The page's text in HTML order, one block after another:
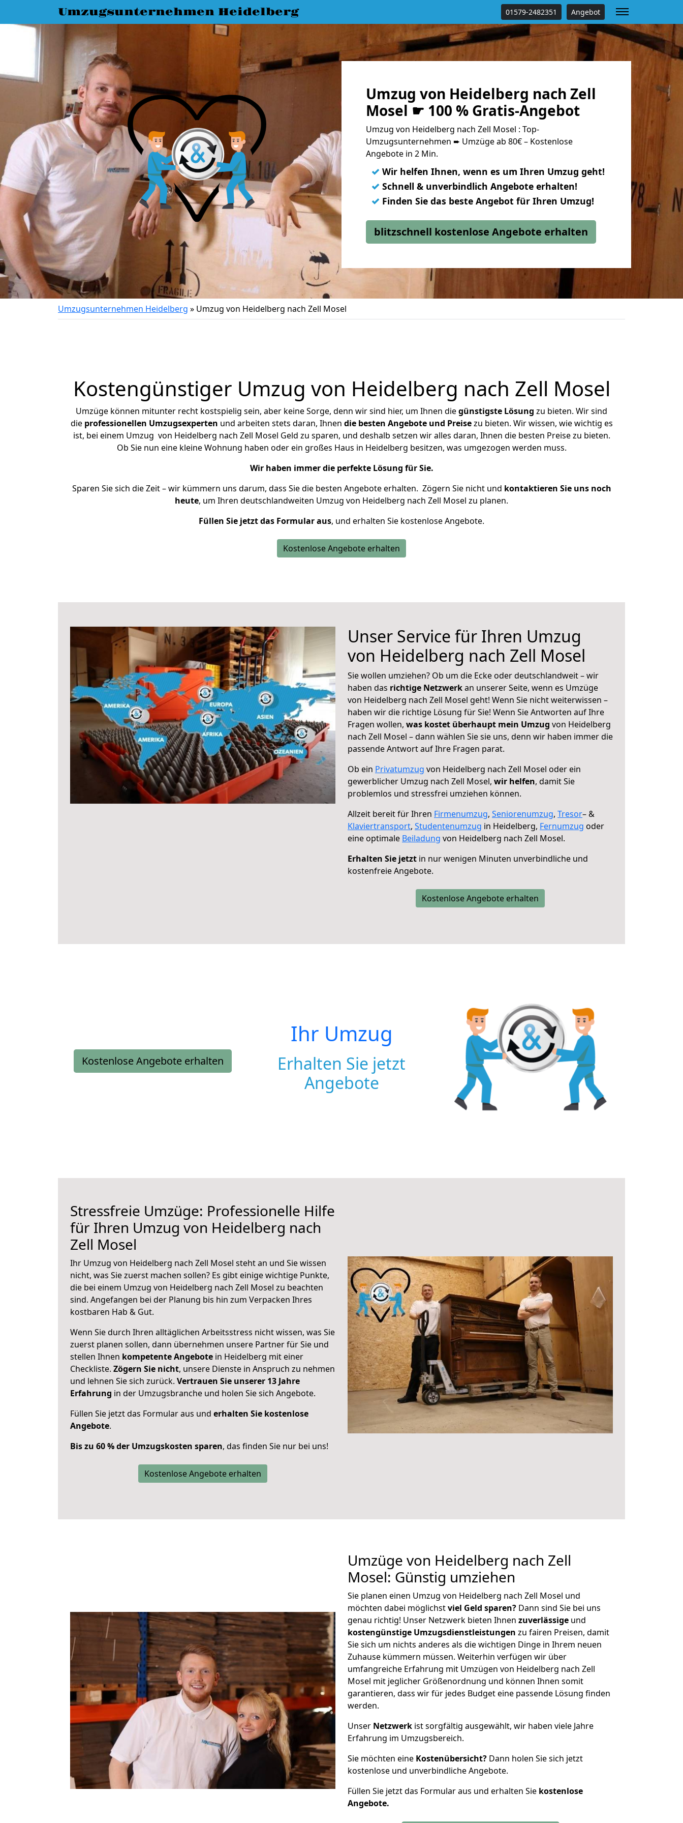
Umzugsunternehmen Heidelberg 01579-2482351 Angebot
Umzug von Heidelberg nach Zell
Mosel ☛ 100 % Gratis-Angebot
Umzug von Heidelberg nach Zell Mosel : Top-
Umzugsunternehmen ➨ Umzüge ab 80€ – Kostenlose
Angebote in 2 Min.
✓ Wir helfen Ihnen, wenn es um Ihren Umzug geht!
✓ Schnell & unverbindlich Angebote erhalten!
✓ Finden Sie das beste Angebot für Ihren Umzug!
blitzschnell kostenlose Angebote erhalten
Umzugsunternehmen Heidelberg » Umzug von Heidelberg nach Zell Mosel
Kostengünstiger Umzug von Heidelberg nach Zell Mosel
Umzüge können mitunter recht kostspielig sein, aber keine Sorge, denn wir sind hier, um Ihnen diegünstigste Lösung zu bieten. Wir sind
die professionellen Umzugsexperten und arbeiten stets daran, Ihnen die besten Angebote und Preisezu bieten. Wir wissen, wie wichtig es
ist, bei einem Umzug von Heidelberg nach Zell Mosel Geld zu sparen, und deshalb setzen wir alles daran, Ihnen die besten Preise zu bieten.
Ob Sie nun eine kleine Wohnung haben oder ein großes Haus in Heidelberg besitzen, was umgezogen werden muss.
Wir haben immer die perfekte Lösung für Sie.
Sparen Sie sich die Zeit – wir kümmern uns darum, dass Sie die besten Angebote erhalten. Zögern Sie nicht und kontaktieren Sie uns noch
heute, um Ihren deutschlandweiten Umzug von Heidelberg nach Zell Mosel zu planen.
Füllen Sie jetzt das Formular aus, und erhalten Sie kostenlose Angebote.
Kostenlose Angebote erhalten
Unser Service für Ihren Umzug
von Heidelberg nach Zell Mosel
Sie wollen umziehen? Ob um die Ecke oder deutschlandweit – wir
haben das richtige Netzwerkan unserer Seite, wenn es Umzüge
von Heidelberg nach Zell Mosel geht! Wenn Sie nicht weiterwissen –
haben wir die richtige Lösung für Sie! Wenn Sie Antworten auf Ihre
Fragen wollen, was kostet überhaupt mein Umzug von Heidelberg
nach Zell Mosel – dann wählen Sie sie uns, denn wir haben immer die
passende Antwort auf Ihre Fragen parat.
Ob ein Privatumzug von Heidelberg nach Zell Mosel oder ein
gewerblicher Umzug nach Zell Mosel, wir helfen, damit Sie
problemlos und stressfrei umziehen können.
Allzeit bereit für Ihren Firmenumzug, Seniorenumzug, Tresor– &
Klaviertransport, Studentenumzug in Heidelberg, Fernumzug oder
eine optimale Beiladung von Heidelberg nach Zell Mosel.
Erhalten Sie jetzt in nur wenigen Minuten unverbindliche und
kostenfreie Angebote.
Kostenlose Angebote erhalten
Kostenlose Angebote erhalten
Ihr Umzug
Erhalten Sie jetzt
Angebote
Stressfreie Umzüge: Professionelle Hilfe
für Ihren Umzug von Heidelberg nach
Zell Mosel
Ihr Umzug von Heidelberg nach Zell Mosel steht an und Sie wissen
nicht, was Sie zuerst machen sollen? Es gibt einige wichtige Punkte,
die bei einem Umzug von Heidelberg nach Zell Mosel zu beachten
sind. Angefangen bei der Planung bis hin zum Verpacken Ihres
kostbaren Hab & Gut.
Wenn Sie durch Ihren alltäglichen Arbeitsstress nicht wissen, was Sie
zuerst planen sollen, dann übernehmen unsere Partner für Sie und
stellen Ihnen kompetente Angebote in Heidelberg mit einer
Checkliste. Zögern Sie nicht, unsere Dienste in Anspruch zu nehmen
und lehnen Sie sich zurück. Vertrauen Sie unserer 13 Jahre
Erfahrung in der Umzugsbranche und holen Sie sich Angebote.
Füllen Sie jetzt das Formular aus und erhalten Sie kostenlose
Angebote.
Bis zu 60 % der Umzugskosten sparen, das finden Sie nur bei uns!
Kostenlose Angebote erhalten
Umzüge von Heidelberg nach Zell
Mosel: Günstig umziehen
Sie planen einen Umzug von Heidelberg nach Zell Mosel und
möchten dabei möglichstviel Geld sparen? Dann sind Sie bei uns
genau richtig! Unser Netzwerk bieten Ihnen zuverlässige und
kostengünstige Umzugsdienstleistungen zu fairen Preisen, damit
Sie sich um nichts anderes als die wichtigen Dinge in Ihrem neuen
Zuhause kümmern müssen. Weiterhin verfügen wir über
umfangreiche Erfahrung mit Umzügen von Heidelberg nach Zell
Mosel mit jeglicher Größenordnung und können Ihnen somit
garantieren, dass wir für jedes Budget eine passende Lösung finden
werden.
Unser Netzwerk ist sorgfältig ausgewählt, wir haben viele Jahre
Erfahrung im Umzugsbereich.
Sie möchten eine Kostenübersicht? Dann holen Sie sich jetzt
kostenlose und unverbindliche Angebote.
Füllen Sie jetzt das Formular aus und erhalten Sie kostenlose
Angebote.